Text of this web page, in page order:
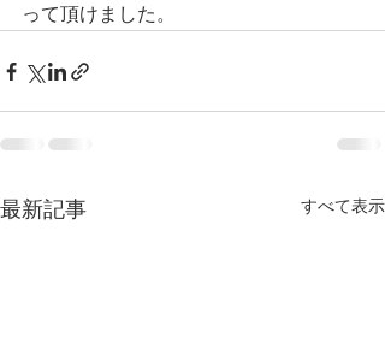
って頂けました。
最新記事 すべて表示